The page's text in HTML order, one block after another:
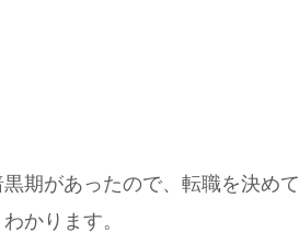
期があったので、転職を決め
かります。